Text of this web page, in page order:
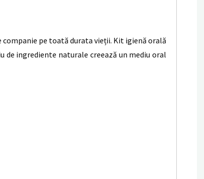
pe toată durata vieții. Kit igienă orală
de ingrediente naturale creează un mediu oral